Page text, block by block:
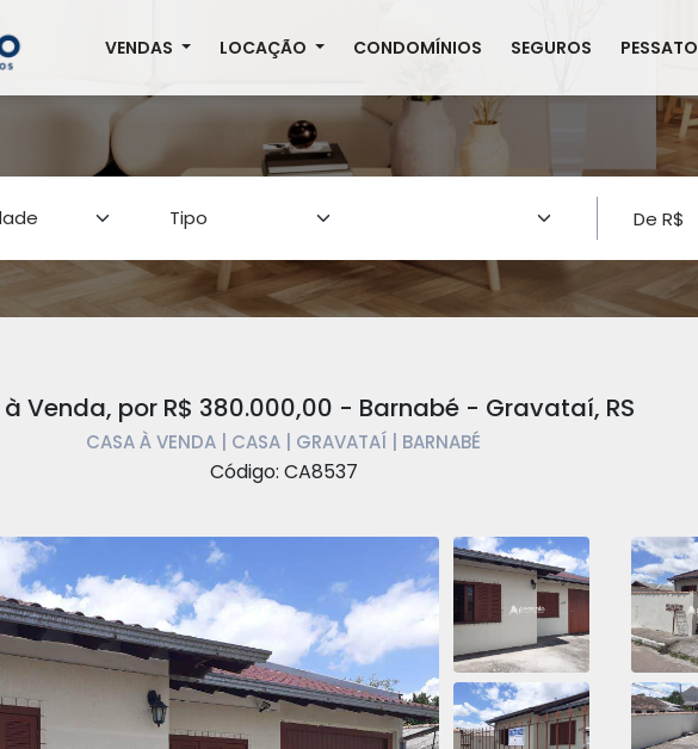
VENDAS LOCAÇÃO CONDOMÍNIOS SEGUROS PESSATO
Venda, por R$ 380.000,00 - Barnabé - Gravataí, RS
CASA À VENDA | CASA | GRAVATAÍ | BARNABÉ
Código: CA8537